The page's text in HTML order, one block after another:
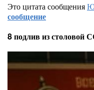
Это цитата сообщения
сообщение
8 подлив из столовой